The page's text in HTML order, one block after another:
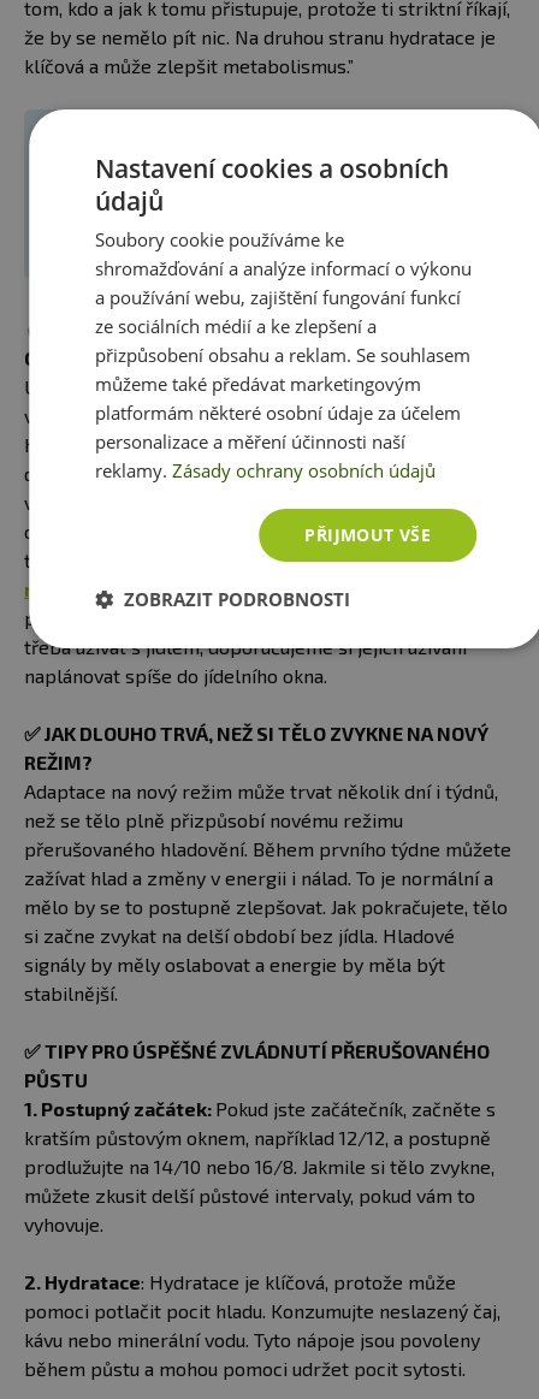
tom, kdo a jak k tomu přistupuje, protože ti striktní říkají,
že by se nemělo pít nic. Na druhou stranu hydratace je
klíčová a může zlepšit metabolismus.”
✅
MOHU UŽÍVAT PŘEDTRÉNINKOVÉ DOPLŇKY A
CELKOVĚ DOPLŇKY STRAVY BĚHEM PŮSTU?
Užívat pre workout v době půstu by neměl být problém
vzhledem k tomu, že nemá žádnou energetickou
hodnotu, ale je důležité číst složení. Předtréninkové
doplňky jsou založené na stimulantech, rostlinných
výtažcích a extraktech či adaptogenech. Pokud ale
obsahují aminokyseliny BCAA či EAA, glycerol či MCT
tuky, ty už by mohli půst narušit. Suplementy typu
multivitamin,hořčík, zinekatd. lze užívat i v době
půstu, vzhledem k tomu, ale mnoho vitamínů A, D, E, K je
třeba užívat s jídlem, doporučujeme si jejich užívání
naplánovat spíše do jídelního okna.
✅JAK DLOUHO TRVÁ, NEŽ SI TĚLO ZVYKNE NA NOVÝ
REŽIM?
Adaptace na nový režim může trvat několik dní i týdnů,
než se tělo plně přizpůsobí novému režimu
přerušovaného hladovění. Během prvního týdne můžete
zažívat hlad a změny v energii i nálad. To je normální a
mělo by se to postupně zlepšovat. Jak pokračujete, tělo
si začne zvykat na delší období bez jídla. Hladové
signály by měly oslabovat a energie by měla být
stabilnější.
✅TIPY PRO ÚSPĚŠNÉ ZVLÁDNUTÍ PŘERUŠOVANÉHO
PŮSTU
1. Postupný začátek: Pokud jste začátečník, začněte s
kratším půstovým oknem, například 12/12, a postupně
prodlužujte na 14/10 nebo 16/8. Jakmile si tělo zvykne,
můžete zkusit delší půstové intervaly, pokud vám to
vyhovuje.
2. Hydratace: Hydratace je klíčová, protože může
pomoci potlačit pocit hladu. Konzumujte neslazený čaj,
kávu nebo minerální vodu. Tyto nápoje jsou povoleny
během půstu a mohou pomoci udržet pocit sytosti.
Nastavení cookies a osobních
údajů
Soubory cookie používáme ke
shromažďování a analýze informací o výkonu
a používání webu, zajištění fungování funkcí
ze sociálních médií a ke zlepšení a
přizpůsobení obsahu a reklam. Se souhlasem
můžeme také předávat marketingovým
platformám některé osobní údaje za účelem
personalizace a měření účinnosti naší
reklamy. Zásady ochrany osobních údajů
PŘIJMOUT VŠE
ZOBRAZIT PODROBNOSTI